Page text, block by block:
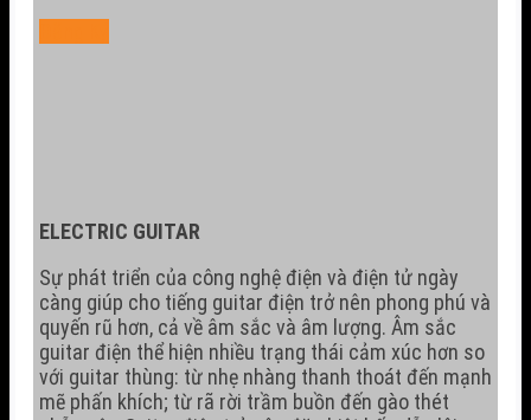
ELECTRIC GUITAR
Sự phát triển của công nghệ điện và điện tử ngày
càng giúp cho tiếng guitar điện trở nên phong phú và
quyến rũ hơn, cả về âm sắc và âm lượng. Âm sắc
guitar điện thể hiện nhiều trạng thái cảm xúc hơn so
với guitar thùng: từ nhẹ nhàng thanh thoát đến mạnh
mẽ phấn khích; từ rã rời trầm buồn đến gào thét